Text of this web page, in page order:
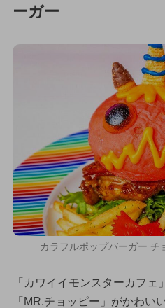
ーガー
カラフルポップバーガー チ
「カワイイモンスターカフェ
「MR.チョッピー」がかわい